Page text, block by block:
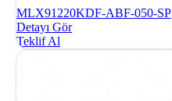
MLX91220KDF-ABF-050-SP
Detayı Gör
Teklif Al